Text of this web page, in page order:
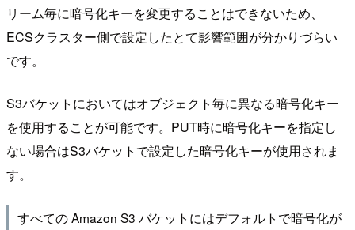
リーム毎に暗号化キーを変更することはできないため、
ECSクラスター側で設定したとて影響範囲が分かりづらい
です。
S3バケットにおいてはオブジェクト毎に異なる暗号化キー
を使用することが可能です。PUT時に暗号化キーを指定し
ない場合はS3バケットで設定した暗号化キーが使用されま
す。
すべての Amazon S3 バケットにはデフォルトで暗号化が